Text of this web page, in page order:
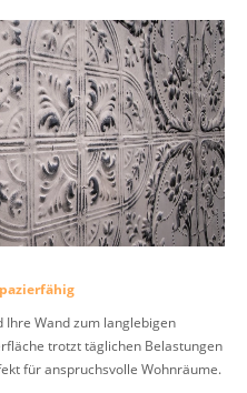
Wand zum langlebigen
trotzt täglichen Belastungen
für anspruchsvolle Wohnräume.